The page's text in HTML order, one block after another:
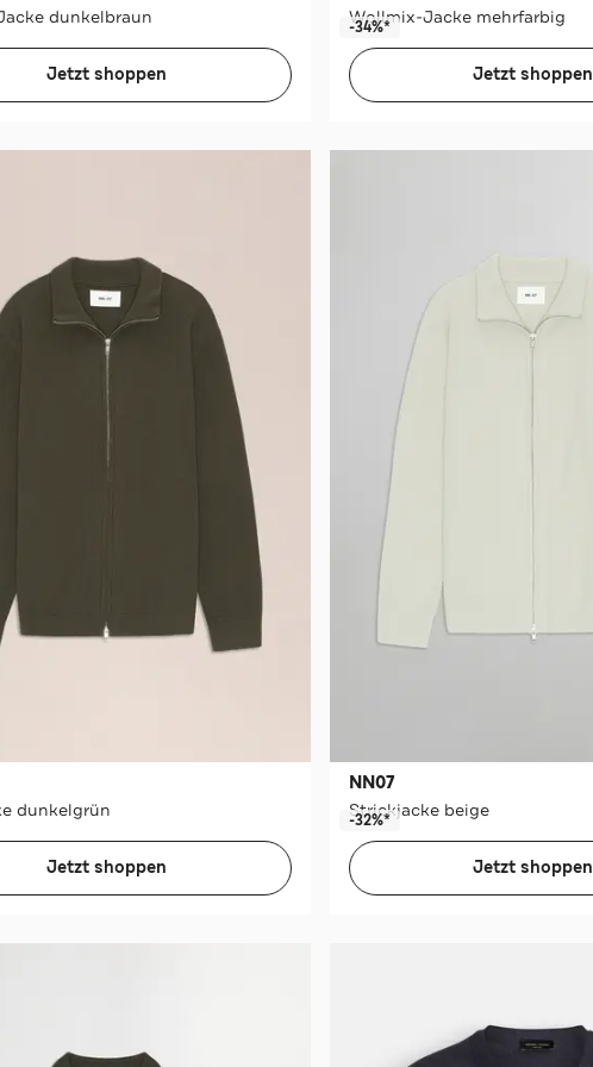
dunkelbraun
Jetzt shoppen
Wollmix-Jacke mehrfarbig
-34%*
Jetzt shoppen
dunkelgrün
Jetzt shoppen
NN07
Strickjacke beige
-32%*
Jetzt shoppen